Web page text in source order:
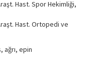
Hast. Spor Hekimliği,
Hast. Ortopedi ve
ağrı, epin